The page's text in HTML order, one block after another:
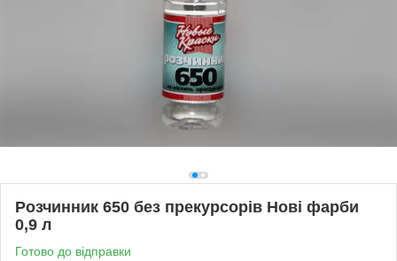
Розчинник 650 без прекурсорів Нові фарби
0,9 л
Готово до відправки